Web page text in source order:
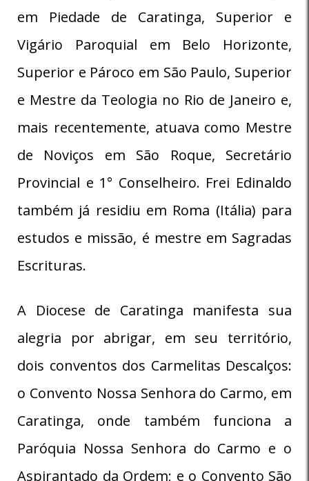
em Piedade de Caratinga, Superior e
Vigário Paroquial em Belo Horizonte,
Superior e Pároco em São Paulo, Superior
e Mestre da Teologia no Rio de Janeiro e,
mais recentemente, atuava como Mestre
de Noviços em São Roque, Secretário
Provincial e 1° Conselheiro. Frei Edinaldo
também já residiu em Roma (Itália) para
estudos e missão, é mestre em Sagradas
Escrituras.
A Diocese de Caratinga manifesta sua
alegria por abrigar, em seu território,
dois conventos dos Carmelitas Descalços:
o Convento Nossa Senhora do Carmo, em
Caratinga, onde também funciona a
Paróquia Nossa Senhora do Carmo e o
Aspirantado da Ordem; e o Convento São